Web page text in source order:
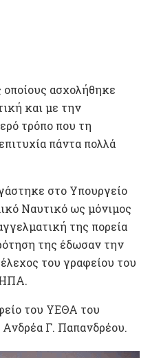
οποίους ασχολήθηκε
και με την
τρόπο που τη
πάντα πολλά
στο Υπουργείο
Ναυτικό ως μόνιμος
της πορεία
της έδωσαν την
του γραφείου του
ΗΠΑ.
του ΥΕΘΑ του
Γ. Παπανδρέου.